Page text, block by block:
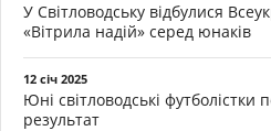
У Світловодську відбулися
«Вітрила надій» серед юнаків
12 січ 2025
Юні світловодські
результат